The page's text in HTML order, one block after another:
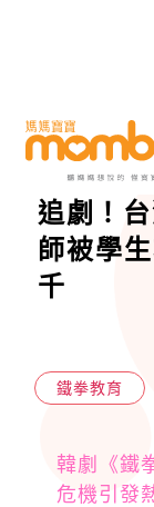
HOME 專欄
《鐵拳
追劇！
師被學
千
鐵拳教育
韓劇《鐵
危機引發